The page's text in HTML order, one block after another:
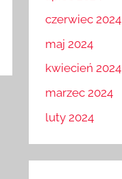
czerwiec 2024
maj 2024
kwiecień 2024
marzec 2024
luty 2024